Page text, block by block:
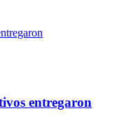
entregaron